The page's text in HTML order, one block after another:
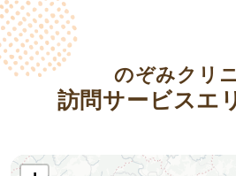
のぞみクリ
訪問サービスエ